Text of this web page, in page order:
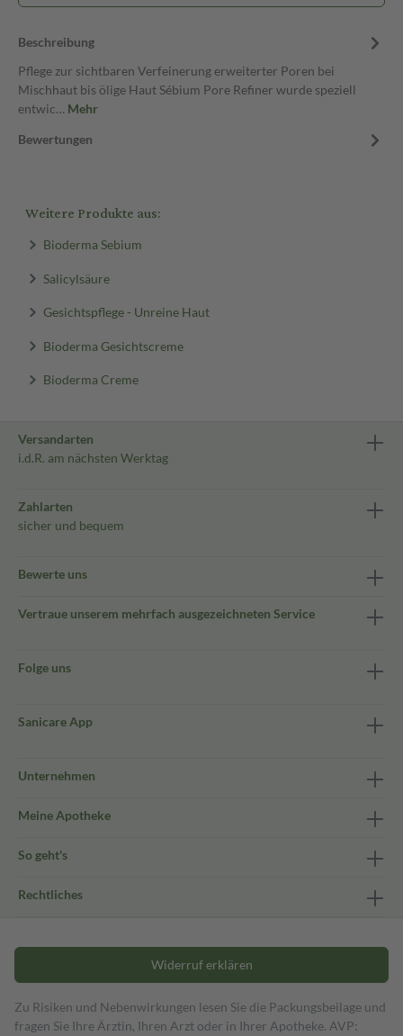
Beschreibung
Pflege zur sichtbaren Verfeinerung erweiterter Poren bei
Mischhaut bis ölige Haut Sébium Pore Refiner wurde speziell
entwic… Mehr
Bewertungen
Weitere Produkte aus:
Bioderma Sebium
Salicylsäure
Gesichtspflege - Unreine Haut
Bioderma Gesichtscreme
Bioderma Creme
Versandarten
i.d.R. am nächsten Werktag
Zahlarten
sicher und bequem
Bewerte uns
Vertraue unserem mehrfach ausgezeichneten Service
Folge uns
Sanicare App
Unternehmen
Meine Apotheke
So geht's
Rechtliches
Widerruf erklären
Zu Risiken und Nebenwirkungen lesen Sie die Packungsbeilage und
fragen Sie Ihre Ärztin, Ihren Arzt oder in Ihrer Apotheke. AVP: